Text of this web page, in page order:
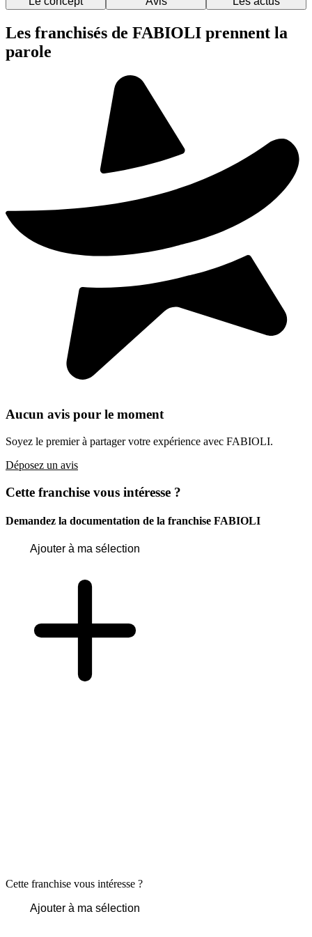
Les franchisés de FABIOLI prennent la
parole
Aucun avis pour le moment
Soyez le premier à partager votre expérience avec FABIOLI.
Déposez un avis
Cette franchise vous intéresse ?
Demandez la documentation de la franchise FABIOLI
Ajouter à ma sélection
Cette franchise vous intéresse ?
Ajouter à ma sélection